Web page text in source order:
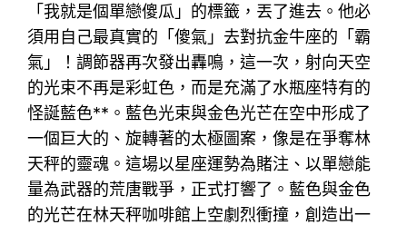
「我就是個單戀傻瓜」的標籤，丟了進去。他必
須用自己最真實的「傻氣」去對抗金牛座的「霸
氣」！調節器再次發出轟鳴，這一次，射向天空
的光束不再是彩虹色，而是充滿了水瓶座特有的
怪誕藍色**。藍色光束與金色光芒在空中形成了
一個巨大的、旋轉著的太極圖案，像是在爭奪林
天秤的靈魂。這場以星座運勢為賭注、以單戀能
量為武器的荒唐戰爭，正式打響了。藍色與金色
的光芒在林天秤咖啡館上空劇烈衝撞，創造出一